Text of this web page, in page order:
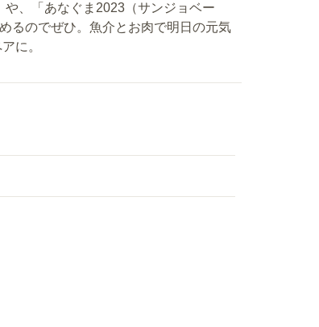
、「あなぐま2023（サンジョベー
るのでぜひ。魚介とお肉で明日の元気
に。